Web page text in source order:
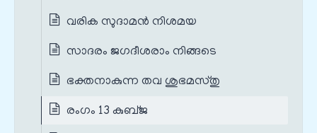
വരിക സുദാമൻ നിശമയ
സാദരം ജഗദീശരാം നിങ്ങടെ
ഭക്തനാകുന്ന തവ ശുഭമസ്തു
രംഗം 13 കുബ്ജ